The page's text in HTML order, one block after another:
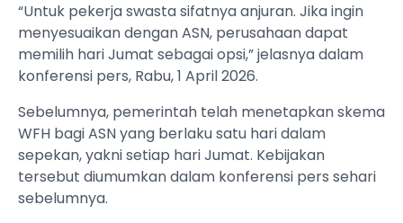
“Untuk pekerja swasta sifatnya anjuran. Jika ingin
menyesuaikan dengan ASN, perusahaan dapat
memilih hari Jumat sebagai opsi,” jelasnya dalam
konferensi pers, Rabu, 1 April 2026.
Sebelumnya, pemerintah telah menetapkan skema
WFH bagi ASN yang berlaku satu hari dalam
sepekan, yakni setiap hari Jumat. Kebijakan
tersebut diumumkan dalam konferensi pers sehari
sebelumnya.